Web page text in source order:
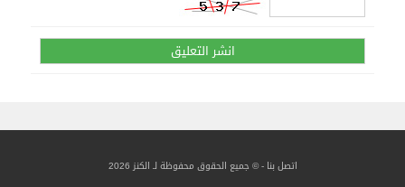
اتصل بنا - © جميع الحقوق محفوظة لـ الكنز 2026